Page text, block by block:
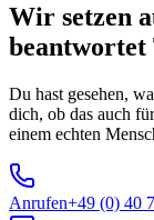
Wir setzen
beantwortet
Du hast gesehen,
dich, ob das auch
einem echten
Anrufen+49 (0) 40